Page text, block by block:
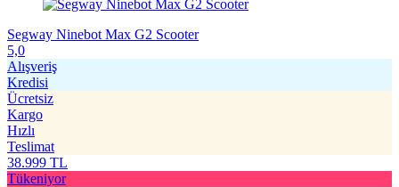
Segway Ninebot Max G2 Scooter
5,0
Alışveriş
Kredisi
Ücretsiz
Kargo
Hızlı
Teslimat
38.999 TL
Tükeniyor